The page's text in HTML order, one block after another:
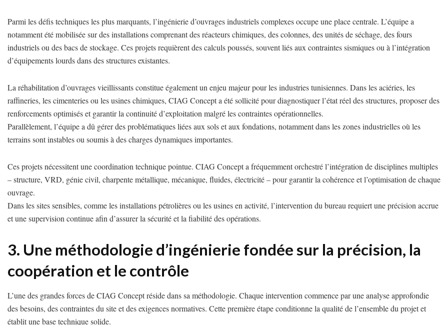
Parmi les défis techniques les plus marquants, l’ingénierie d’ouvrages industriels complexes occupe une place centrale. L’équipe a
notamment été mobilisée sur des installations comprenant des réacteurs chimiques, des colonnes, des unités de séchage, des fours
industriels ou des bacs de stockage. Ces projets requièrent des calculs poussés, souvent liés aux contraintes sismiques ou à l’intégration
d’équipements lourds dans des structures existantes.
La réhabilitation d’ouvrages vieillissants constitue également un enjeu majeur pour les industries tunisiennes. Dans les aciéries, les
raffineries, les cimenteries ou les usines chimiques, CIAG Concept a été sollicité pour diagnostiquer l’état réel des structures, proposer des
renforcements optimisés et garantir la continuité d’exploitation malgré les contraintes opérationnelles.
Parallèlement, l’équipe a dû gérer des problématiques liées aux sols et aux fondations, notamment dans les zones industrielles où les
terrains sont instables ou soumis à des charges dynamiques importantes.
Ces projets nécessitent une coordination technique pointue. CIAG Concept a fréquemment orchestré l’intégration de disciplines multiples
– structure, VRD, génie civil, charpente métallique, mécanique, fluides, électricité – pour garantir la cohérence et l’optimisation de chaque
ouvrage.
Dans les sites sensibles, comme les installations pétrolières ou les usines en activité, l’intervention du bureau requiert une précision accrue
et une supervision continue afin d’assurer la sécurité et la fiabilité des opérations.
3. Une méthodologie d’ingénierie fondée sur la précision, la
coopération et le contrôle
L’une des grandes forces de CIAG Concept réside dans sa méthodologie. Chaque intervention commence par une analyse approfondie
des besoins, des contraintes du site et des exigences normatives. Cette première étape conditionne la qualité de l’ensemble du projet et
établit une base technique solide.